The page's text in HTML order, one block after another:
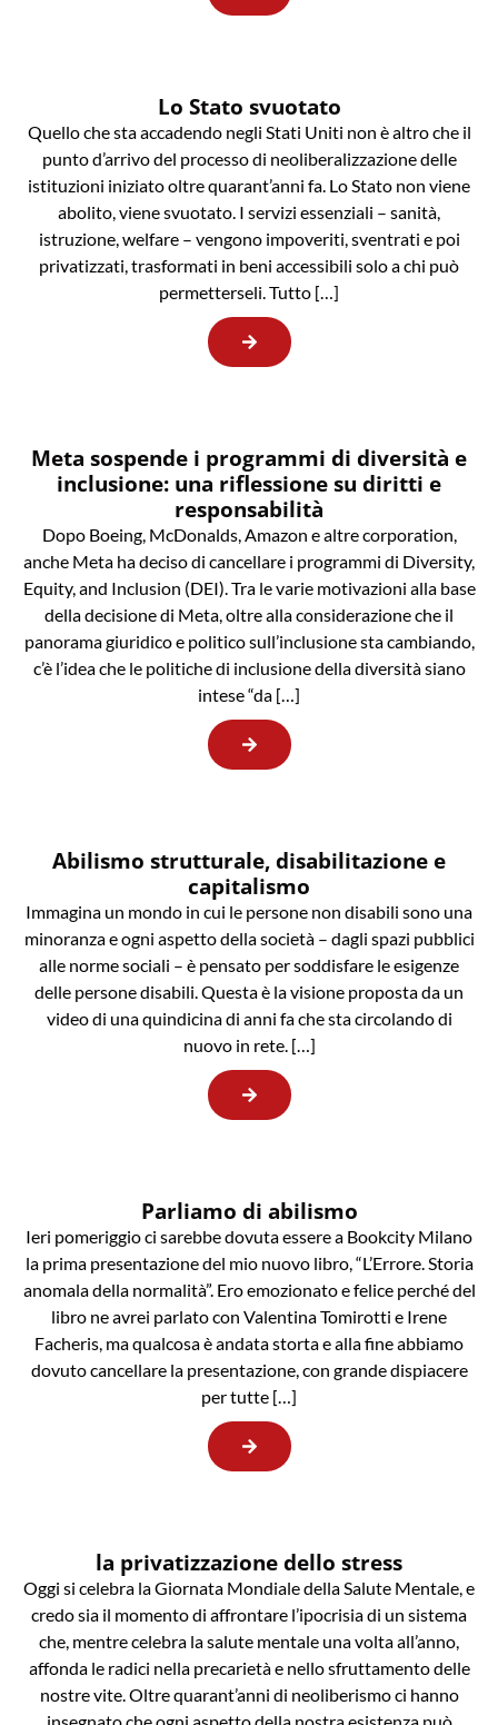
Lo Stato svuotato
Quello che sta accadendo negli Stati Uniti non è altro che il
punto d’arrivo del processo di neoliberalizzazione delle
istituzioni iniziato oltre quarant’anni fa. Lo Stato non viene
abolito, viene svuotato. I servizi essenziali – sanità,
istruzione, welfare – vengono impoveriti, sventrati e poi
privatizzati, trasformati in beni accessibili solo a chi può
permetterseli. Tutto […]
Meta sospende i programmi di diversità e
inclusione: una riflessione su diritti e
responsabilità
Dopo Boeing, McDonalds, Amazon e altre corporation,
anche Meta ha deciso di cancellare i programmi di Diversity,
Equity, and Inclusion (DEI). Tra le varie motivazioni alla base
della decisione di Meta, oltre alla considerazione che il
panorama giuridico e politico sull’inclusione sta cambiando,
c’è l’idea che le politiche di inclusione della diversità siano
intese “da […]
Abilismo strutturale, disabilitazione e
capitalismo
Immagina un mondo in cui le persone non disabili sono una
minoranza e ogni aspetto della società – dagli spazi pubblici
alle norme sociali – è pensato per soddisfare le esigenze
delle persone disabili. Questa è la visione proposta da un
video di una quindicina di anni fa che sta circolando di
nuovo in rete. […]
Parliamo di abilismo
Ieri pomeriggio ci sarebbe dovuta essere a Bookcity Milano
la prima presentazione del mio nuovo libro, “L’Errore. Storia
anomala della normalità”. Ero emozionato e felice perché del
libro ne avrei parlato con Valentina Tomirotti e Irene
Facheris, ma qualcosa è andata storta e alla fine abbiamo
dovuto cancellare la presentazione, con grande dispiacere
per tutte […]
la privatizzazione dello stress
Oggi si celebra la Giornata Mondiale della Salute Mentale, e
credo sia il momento di affrontare l’ipocrisia di un sistema
che, mentre celebra la salute mentale una volta all’anno,
affonda le radici nella precarietà e nello sfruttamento delle
nostre vite. Oltre quarant’anni di neoliberismo ci hanno